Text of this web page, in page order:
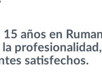
15 años en
satisfechos.